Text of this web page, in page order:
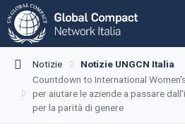
Notizie
Notizie UNGCN Italia
Countdown to International
per aiutare le aziende a passare
per la parità di genere